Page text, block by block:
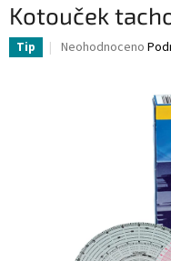
Kotouček
Tip
Průměrné
Neohodnoceno